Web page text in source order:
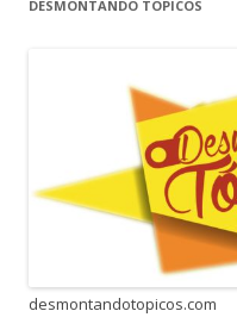
DESMONTANDO TOPICOS
desmontandotopicos.com